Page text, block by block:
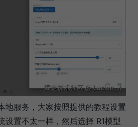
地服务，大家按照提供的教程设置
设置不太一样，然后选择 R1模型